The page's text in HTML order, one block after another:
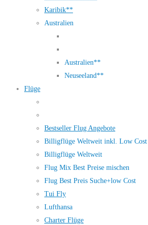
Karibik**
Australien
Australien**
Neuseeland**
Flüge
Bestseller Flug Angebote
Billigflüge Weltweit inkl. Low Cost
Billigflüge Weltweit
Flug Mix Best Preise mischen
Flug Best Preis Suche+low Cost
Tui Fly
Lufthansa
Charter Flüge